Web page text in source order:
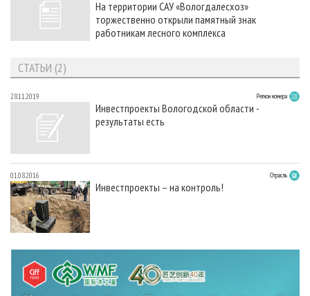
СУШКА ДРЕВЕСИНЫ
ПРОИЗВОДСТВО ДРЕВЕСНЫХ ПЛИТ
ПРОИЗВОДСТВО МЕБЕЛИ
БИОЭНЕРГЕТИКА
ЦБП
ПЕРСОНЫ
МОБИЛЬНЫЕ ВЫСТАВКИ
ПРИОРИТЕТНЫЕ ИНВЕСТПРОЕКТЫ
RUSSIAN FORESTRY REVIEW
ГАЗЕТА ЛЕСПРОМФОРУМ
КОНТАКТЫ
РЕКЛАМА
РЕКЛАМА НА САЙТЕ
На территории САУ «Вологдалесхоз»
торжественно открыли памятный знак
работникам лесного комплекса
СТАТЬИ (2)
28.11.2019 Регион номера
Инвестпроекты Вологодской области -
результаты есть
01.08.2016 Отрасль
Инвестпроекты – на контроль!